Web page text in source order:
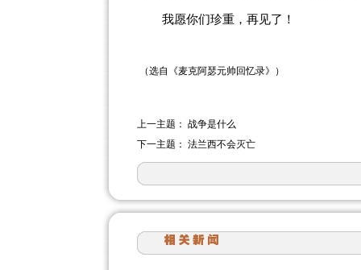
我愿你们珍重，再见了！
（选自《麦克阿瑟元帅回忆录》）
上一主题： 战争是什么
下一主题： 法兰西不会灭亡